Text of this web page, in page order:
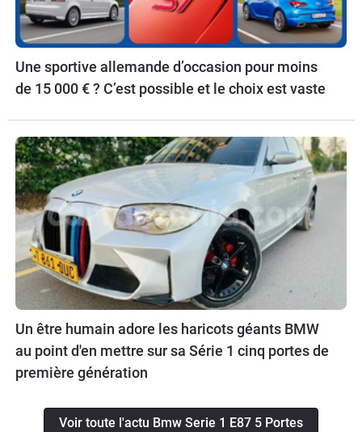
Une sportive allemande d’occasion pour moins
de 15 000 € ? C’est possible et le choix est vaste
Un être humain adore les haricots géants BMW
au point d'en mettre sur sa Série 1 cinq portes de
première génération
Voir toute l'actu Bmw Serie 1 E87 5 Portes